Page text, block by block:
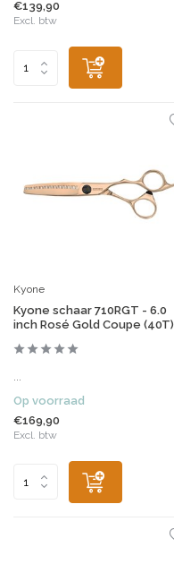
€139,90
Excl. btw
Kyone
Kyone schaar 710RGT - 6.0
inch Rosé Gold Coupe (40T)
...
Op voorraad
€169,90
Excl. btw